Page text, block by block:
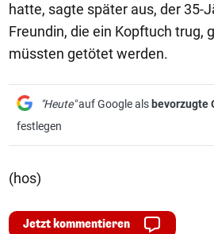
hatte, sagte später aus, der 35-
Freundin, die ein Kopftuch trug,
müssten getötet werden.
"Heute"auf Google als bevorzugte
festlegen
(hos)
Jetzt kommentieren